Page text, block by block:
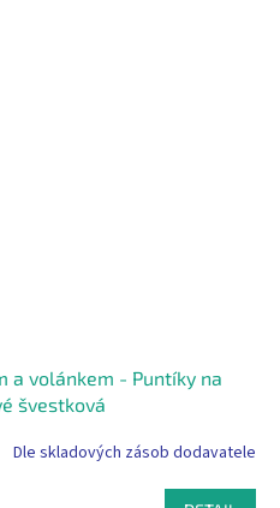
a volánkem - Puntíky na
švestková
Dle skladových zásob dodavatele